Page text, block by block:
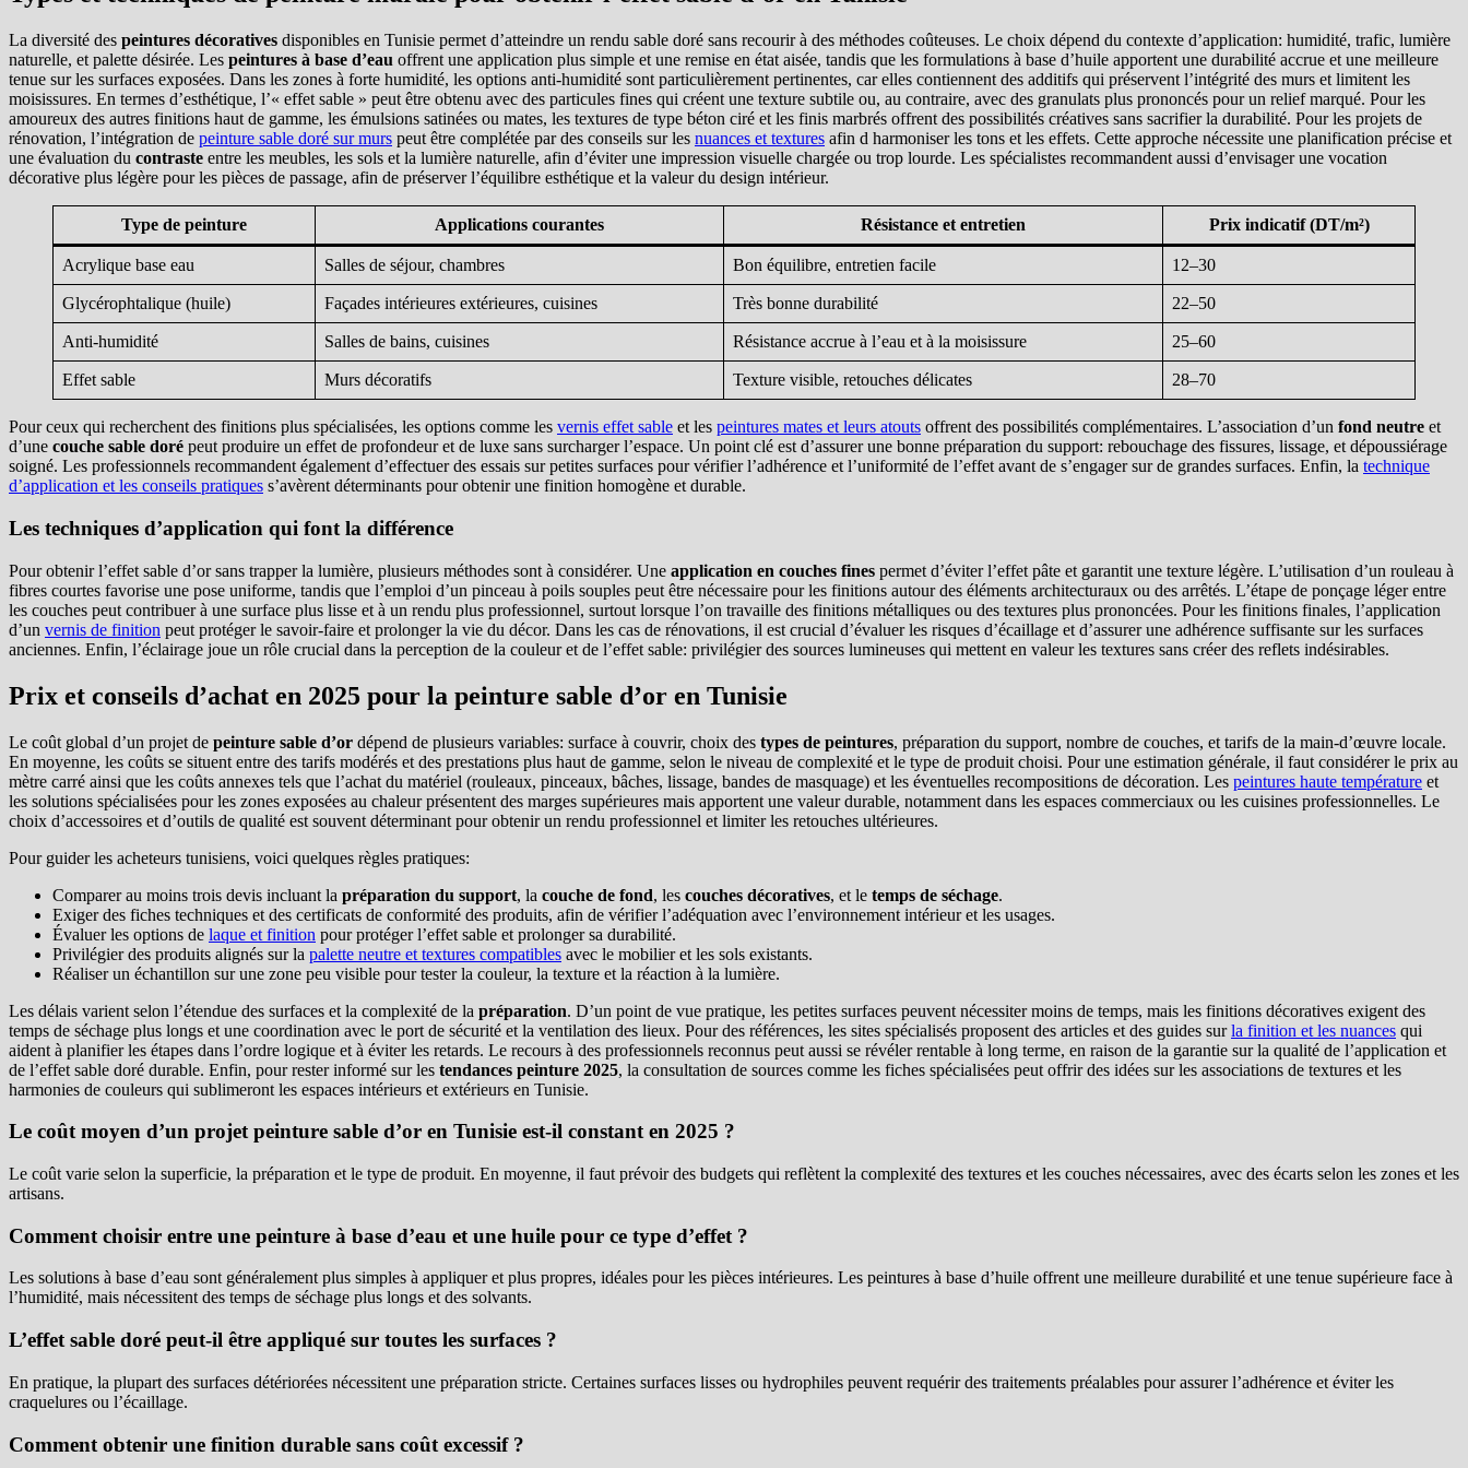
La diversité des peintures décoratives disponibles en Tunisie permet d’atteindre un rendu sable doré sans recourir à des méthodes coûteuses. Le choix dépend du contexte d’application: humidité, trafic, lumière
naturelle, et palette désirée. Les peintures à base d’eau offrent une application plus simple et une remise en état aisée, tandis que les formulations à base d’huile apportent une durabilité accrue et une meilleure
tenue sur les surfaces exposées. Dans les zones à forte humidité, les options anti-humidité sont particulièrement pertinentes, car elles contiennent des additifs qui préservent l’intégrité des murs et limitent les
moisissures. En termes d’esthétique, l’« effet sable » peut être obtenu avec des particules fines qui créent une texture subtile ou, au contraire, avec des granulats plus prononcés pour un relief marqué. Pour les
amoureux des autres finitions haut de gamme, les émulsions satinées ou mates, les textures de type béton ciré et les finis marbrés offrent des possibilités créatives sans sacrifier la durabilité. Pour les projets de
rénovation, l’intégration de peinture sable doré sur murs peut être complétée par des conseils sur les nuances et textures afin d harmoniser les tons et les effets. Cette approche nécessite une planification précise et
une évaluation du contraste entre les meubles, les sols et la lumière naturelle, afin d’éviter une impression visuelle chargée ou trop lourde. Les spécialistes recommandent aussi d’envisager une vocation
décorative plus légère pour les pièces de passage, afin de préserver l’équilibre esthétique et la valeur du design intérieur.
Type de peinture Applications courantes Résistance et entretien Prix indicatif (DT/m²)
Acrylique base eau Salles de séjour, chambres Bon équilibre, entretien facile 12–30
Glycérophtalique (huile) Façades intérieures extérieures, cuisines Très bonne durabilité 22–50
Anti-humidité Salles de bains, cuisines Résistance accrue à l’eau et à la moisissure 25–60
Effet sable Murs décoratifs Texture visible, retouches délicates 28–70
Pour ceux qui recherchent des finitions plus spécialisées, les options comme les vernis effet sable et les peintures mates et leurs atouts offrent des possibilités complémentaires. L’association d’un fond neutre et
d’une couche sable doré peut produire un effet de profondeur et de luxe sans surcharger l’espace. Un point clé est d’assurer une bonne préparation du support: rebouchage des fissures, lissage, et dépoussiérage
soigné. Les professionnels recommandent également d’effectuer des essais sur petites surfaces pour vérifier l’adhérence et l’uniformité de l’effet avant de s’engager sur de grandes surfaces. Enfin, la technique
d’application et les conseils pratiques s’avèrent déterminants pour obtenir une finition homogène et durable.
Les techniques d’application qui font la différence
Pour obtenir l’effet sable d’or sans trapper la lumière, plusieurs méthodes sont à considérer. Une application en couches fines permet d’éviter l’effet pâte et garantit une texture légère. L’utilisation d’un rouleau à
fibres courtes favorise une pose uniforme, tandis que l’emploi d’un pinceau à poils souples peut être nécessaire pour les finitions autour des éléments architecturaux ou des arrêtés. L’étape de ponçage léger entre
les couches peut contribuer à une surface plus lisse et à un rendu plus professionnel, surtout lorsque l’on travaille des finitions métalliques ou des textures plus prononcées. Pour les finitions finales, l’application
d’un vernis de finition peut protéger le savoir-faire et prolonger la vie du décor. Dans les cas de rénovations, il est crucial d’évaluer les risques d’écaillage et d’assurer une adhérence suffisante sur les surfaces
anciennes. Enfin, l’éclairage joue un rôle crucial dans la perception de la couleur et de l’effet sable: privilégier des sources lumineuses qui mettent en valeur les textures sans créer des reflets indésirables.
Prix et conseils d’achat en 2025 pour la peinture sable d’or en Tunisie
Le coût global d’un projet de peinture sable d’or dépend de plusieurs variables: surface à couvrir, choix des types de peintures, préparation du support, nombre de couches, et tarifs de la main-d’œuvre locale.
En moyenne, les coûts se situent entre des tarifs modérés et des prestations plus haut de gamme, selon le niveau de complexité et le type de produit choisi. Pour une estimation générale, il faut considérer le prix au
mètre carré ainsi que les coûts annexes tels que l’achat du matériel (rouleaux, pinceaux, bâches, lissage, bandes de masquage) et les éventuelles recompositions de décoration. Les peintures haute température et
les solutions spécialisées pour les zones exposées au chaleur présentent des marges supérieures mais apportent une valeur durable, notamment dans les espaces commerciaux ou les cuisines professionnelles. Le
choix d’accessoires et d’outils de qualité est souvent déterminant pour obtenir un rendu professionnel et limiter les retouches ultérieures.
Pour guider les acheteurs tunisiens, voici quelques règles pratiques:
Comparer au moins trois devis incluant la préparation du support, la couche de fond, les couches décoratives, et le temps de séchage.
Exiger des fiches techniques et des certificats de conformité des produits, afin de vérifier l’adéquation avec l’environnement intérieur et les usages.
Évaluer les options de laque et finition pour protéger l’effet sable et prolonger sa durabilité.
Privilégier des produits alignés sur la palette neutre et textures compatibles avec le mobilier et les sols existants.
Réaliser un échantillon sur une zone peu visible pour tester la couleur, la texture et la réaction à la lumière.
Les délais varient selon l’étendue des surfaces et la complexité de la préparation. D’un point de vue pratique, les petites surfaces peuvent nécessiter moins de temps, mais les finitions décoratives exigent des
temps de séchage plus longs et une coordination avec le port de sécurité et la ventilation des lieux. Pour des références, les sites spécialisés proposent des articles et des guides surla finition et les nuances qui
aident à planifier les étapes dans l’ordre logique et à éviter les retards. Le recours à des professionnels reconnus peut aussi se révéler rentable à long terme, en raison de la garantie sur la qualité de l’application et
de l’effet sable doré durable. Enfin, pour rester informé sur les tendances peinture 2025, la consultation de sources comme les fiches spécialisées peut offrir des idées sur les associations de textures et les
harmonies de couleurs qui sublimeront les espaces intérieurs et extérieurs en Tunisie.
Le coût moyen d’un projet peinture sable d’or en Tunisie est-il constant en 2025 ?
Le coût varie selon la superficie, la préparation et le type de produit. En moyenne, il faut prévoir des budgets qui reflètent la complexité des textures et les couches nécessaires, avec des écarts selon les zones et les
artisans.
Comment choisir entre une peinture à base d’eau et une huile pour ce type d’effet ?
Les solutions à base d’eau sont généralement plus simples à appliquer et plus propres, idéales pour les pièces intérieures. Les peintures à base d’huile offrent une meilleure durabilité et une tenue supérieure face à
l’humidité, mais nécessitent des temps de séchage plus longs et des solvants.
L’effet sable doré peut-il être appliqué sur toutes les surfaces ?
En pratique, la plupart des surfaces détériorées nécessitent une préparation stricte. Certaines surfaces lisses ou hydrophiles peuvent requérir des traitements préalables pour assurer l’adhérence et éviter les
craquelures ou l’écaillage.
Comment obtenir une finition durable sans coût excessif ?